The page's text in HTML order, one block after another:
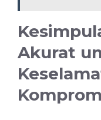
Akurat